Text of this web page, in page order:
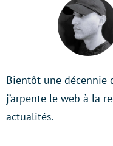
Bientôt une décennie
j’arpente le web à la
actualités.